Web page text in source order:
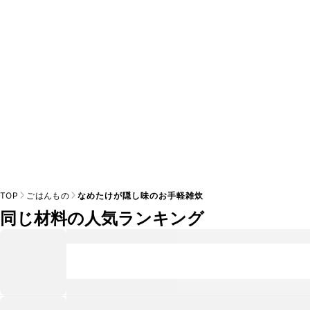
TOP ごはんもの なめたけが隠し味のお手軽雑炊
同じ材料の人気ランキング